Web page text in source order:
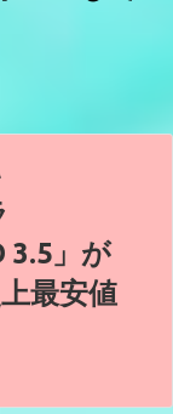
3.5」が
最安値